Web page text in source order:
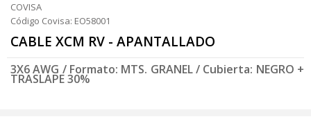
COVISA
Código Covisa: EO58001
CABLE XCM RV - APANTALLADO
3X6 AWG / Formato: MTS. GRANEL / Cubierta: NEGRO +
TRASLAPE 30%